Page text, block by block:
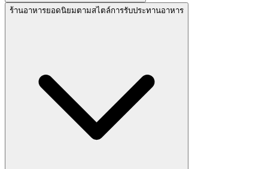
ร้านอาหารยอดนิยมตามสไตล์การรับประทานอาหาร